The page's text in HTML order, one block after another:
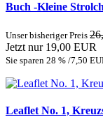
Buch -Kleine
Unser bisheriger Preis
Jetzt nur 19,00 EUR
Sie sparen 28 % /7,50
Leaflet No. 1,